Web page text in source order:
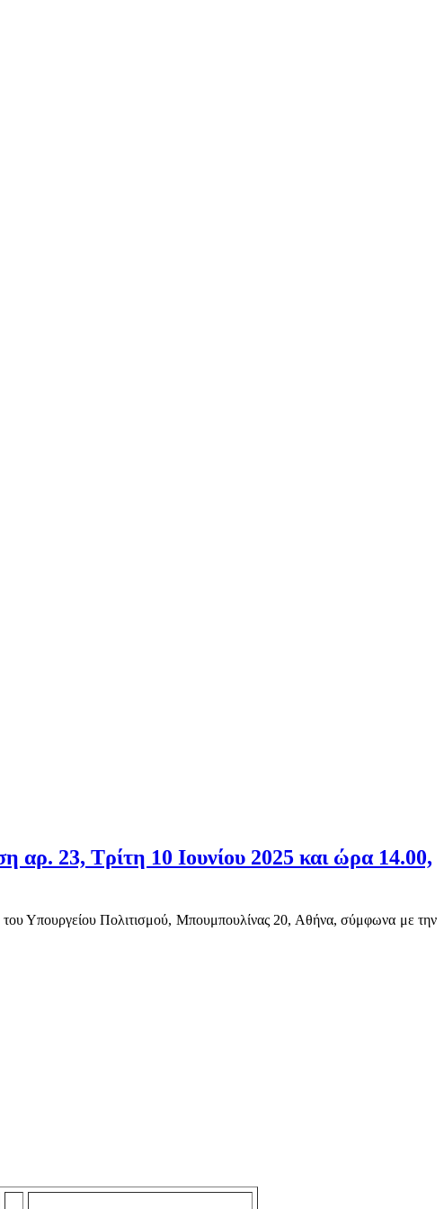
αρ. 23, Τρίτη 10 Ιουνίου 2025 και ώρα 14.00,
του Υπουργείου Πολιτισμού, Μπουμπουλίνας 20, Αθήνα, σύμφωνα με την